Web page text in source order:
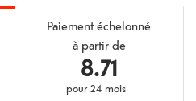
Paiement échelonné
à partir de
8.71
pour24 mois